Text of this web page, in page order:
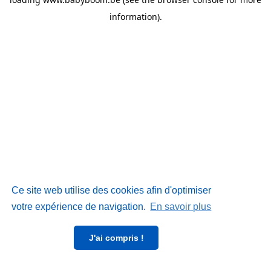
Ce site web utilise des cookies afin d'optimiser
votre expérience de navigation. En savoir plus
J'ai compris !
information).